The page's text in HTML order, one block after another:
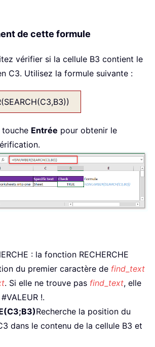
de cette formule
vérifier si la cellule B3 contient le
C3. Utilisez la formule suivante :
touche Entrée pour obtenir le
: la fonction RECHERCHE
du premier caractère de find_text
. Si elle ne trouve pas find_text, elle
!.
Recherche la position du
dans le contenu de la cellule B3 et